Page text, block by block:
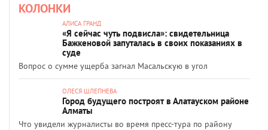
КОЛОНКИ
АЛИСА ГРАНД
«Я сейчас чуть подвисла»: свидетельница
Бажкеновой запуталась в своих показаниях в
суде
Вопрос о сумме ущерба загнал Масальскую в угол
ОЛЕСЯ ШЛЕПНЕВА
Город будущего построят в Алатауском районе
Алматы
Что увидели журналисты во время пресс-тура по району